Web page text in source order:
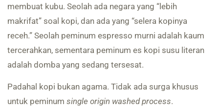
membuat kubu. Seolah ada negara yang “lebih
makrifat” soal kopi, dan ada yang “selera kopinya
receh.” Seolah peminum espresso murni adalah kaum
tercerahkan, sementara peminum es kopi susu literan
adalah domba yang sedang tersesat.
Padahal kopi bukan agama. Tidak ada surga khusus
untuk peminum single origin washed process.